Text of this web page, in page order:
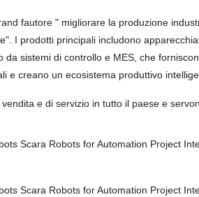
fautore " migliorare la produzione
I prodotti principali includono
da sistemi di controllo e MES, che
e creano un ecosistema produttivo
e di servizio in tutto il paese e